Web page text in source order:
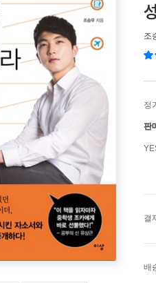
조
정
판
결
배